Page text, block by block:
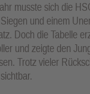
musste sich die
und einem
Doch die Tabelle
und zeigte den
Trotz vieler